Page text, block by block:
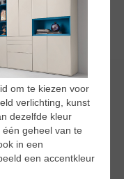
om te kiezen voor
verlichting, kunst
dezelfde kleur
geheel van te
in een
een accentkleur